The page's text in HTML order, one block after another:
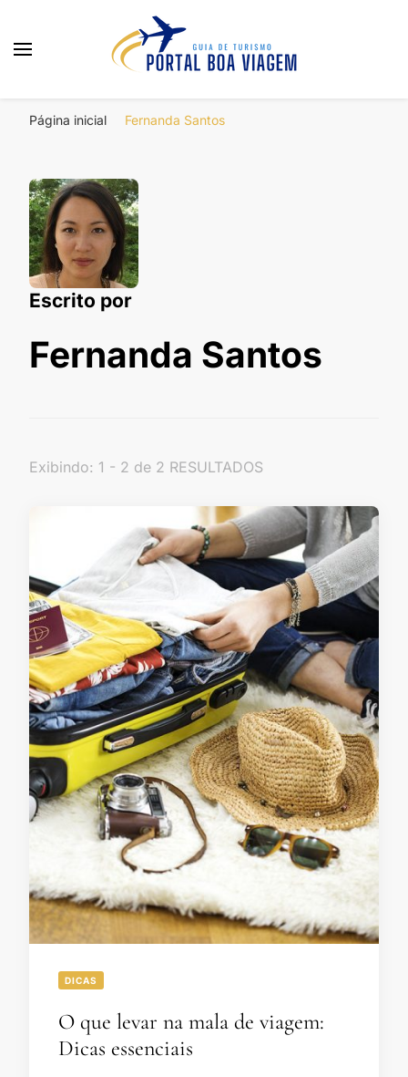
Página inicial Fernanda Santos
Escrito por
Fernanda Santos
Exibindo: 1 - 2 de 2 RESULTADOS
DICAS
O que levar na mala de viagem:
Dicas essenciais